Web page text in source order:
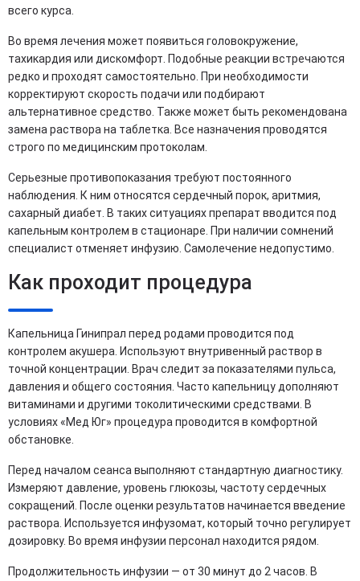
всего курса.
Во время лечения может появиться головокружение,
тахикардия или дискомфорт. Подобные реакции встречаются
редко и проходят самостоятельно. При необходимости
корректируют скорость подачи или подбирают
альтернативное средство. Также может быть рекомендована
замена раствора на таблетка. Все назначения проводятся
строго по медицинским протоколам.
Серьезные противопоказания требуют постоянного
наблюдения. К ним относятся сердечный порок, аритмия,
сахарный диабет. В таких ситуациях препарат вводится под
капельным контролем в стационаре. При наличии сомнений
специалист отменяет инфузию. Самолечение недопустимо.
Как проходит процедура
Капельница Гинипрал перед родами проводится под
контролем акушера. Используют внутривенный раствор в
точной концентрации. Врач следит за показателями пульса,
давления и общего состояния. Часто капельницу дополняют
витаминами и другими токолитическими средствами. В
условиях «Мед Юг» процедура проводится в комфортной
обстановке.
Перед началом сеанса выполняют стандартную диагностику.
Измеряют давление, уровень глюкозы, частоту сердечных
сокращений. После оценки результатов начинается введение
раствора. Используется инфузомат, который точно регулирует
дозировку. Во время инфузии персонал находится рядом.
Продолжительность инфузии — от 30 минут до 2 часов. В